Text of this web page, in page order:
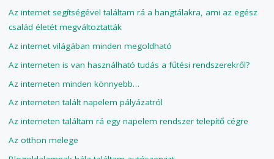
Az internet segítségével találtam rá a hangtálakra, ami az egész
család életét megváltoztatták
Az internet világában minden megoldható
Az interneten is van használható tudás a fűtési rendszerekről?
Az interneten minden könnyebb…
Az interneten talált napelem pályázatról
Az interneten találtam rá egy napelem rendszer telepítő cégre
Az otthon melege